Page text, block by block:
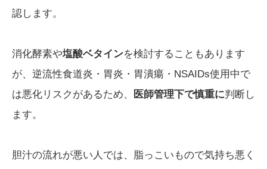
認します。
消化酵素や塩酸ベタインを検討することもあります
が、逆流性食道炎・胃炎・胃潰瘍・NSAIDs使用中で
は悪化リスクがあるため、
医師管理下で慎重に判断し
ます。
胆汁の流れが悪い人では、脂っこいもので気持ち悪く